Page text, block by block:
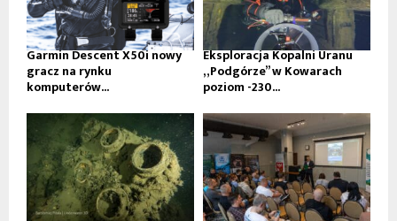
Garmin Descent X50i nowy
gracz na rynku
komputerów...
Eksploracja Kopalni Uranu
„Podgórze” w Kowarach
poziom -230...